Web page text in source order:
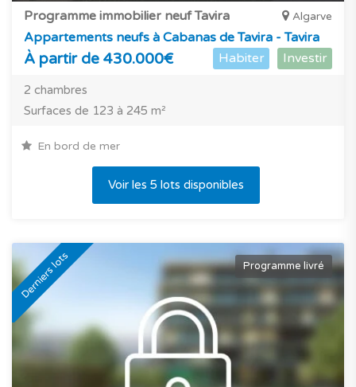
Programme immobilier neuf Tavira Algarve
Appartements neufs à Cabanas de Tavira - Tavira
À partir de 430.000€ Habiter Investir
2 chambres
Surfaces de 123 à 245 m²
En bord de mer
Voir les 5 lots disponibles
Derniers lots Programme livré